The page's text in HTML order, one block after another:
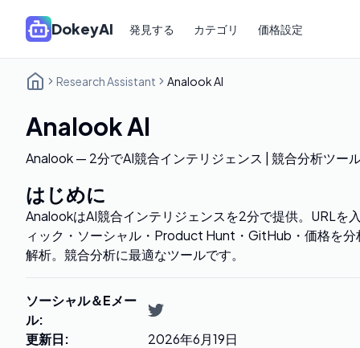
DokeyAI 発見する カテゴリ 価格設定
Research Assistant Analook AI
Analook AI
Analook — 2分でAI競合インテリジェンス | 競合分析ツー
はじめに
AnalookはAI競合インテリジェンスを2分で提供。URLを
ィック・ソーシャル・Product Hunt・GitHub・価格を分
解析。競合分析に最適なツールです。
ソーシャル＆Eメー
ル:
更新日:
2026年6月19日